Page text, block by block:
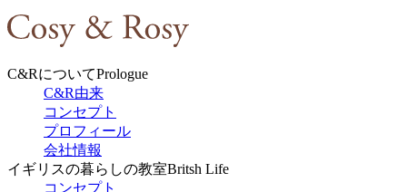
C&RについてPrologue
C&R由来
コンセプト
プロフィール
会社情報
イギリスの暮らしの教室Britsh Life
コンセプト